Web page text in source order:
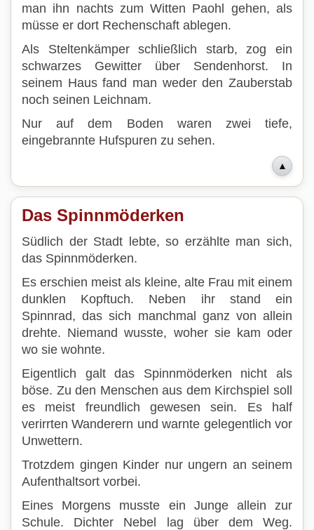
man ihn nachts zum Witten Paohl gehen, als
müsse er dort Rechenschaft ablegen.
Als Steltenkämper schließlich starb, zog ein
schwarzes Gewitter über Sendenhorst. In
seinem Haus fand man weder den Zauberstab
noch seinen Leichnam.
Nur auf dem Boden waren zwei tiefe,
eingebrannte Hufspuren zu sehen.
▲
Das Spinnmöderken
Südlich der Stadt lebte, so erzählte man sich,
das Spinnmöderken.
Es erschien meist als kleine, alte Frau mit einem
dunklen Kopftuch. Neben ihr stand ein
Spinnrad, das sich manchmal ganz von allein
drehte. Niemand wusste, woher sie kam oder
wo sie wohnte.
Eigentlich galt das Spinnmöderken nicht als
böse. Zu den Menschen aus dem Kirchspiel soll
es meist freundlich gewesen sein. Es half
verirrten Wanderern und warnte gelegentlich vor
Unwettern.
Trotzdem gingen Kinder nur ungern an seinem
Aufenthaltsort vorbei.
Eines Morgens musste ein Junge allein zur
Schule. Dichter Nebel lag über dem Weg.